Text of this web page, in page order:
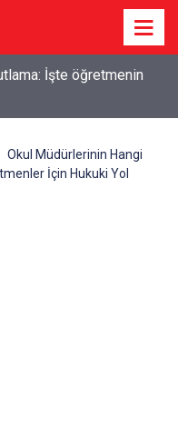
İşte öğretmenin
Okul Müdürlerinin Hangi
İçin Hukuki Yol